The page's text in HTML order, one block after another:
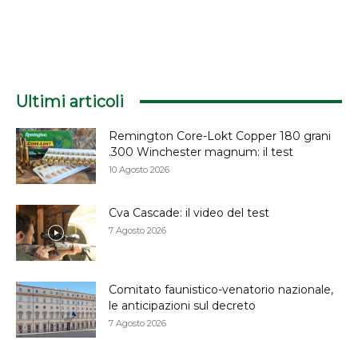
Ultimi articoli
Remington Core-Lokt Copper 180 grani
.300 Winchester magnum: il test
10 Agosto 2026
Cva Cascade: il video del test
7 Agosto 2026
Comitato faunistico-venatorio nazionale,
le anticipazioni sul decreto
7 Agosto 2026